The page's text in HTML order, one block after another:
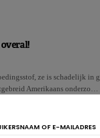
ze is schadelijk in
Amerikaans onderzo…
OF E-MAILADRES